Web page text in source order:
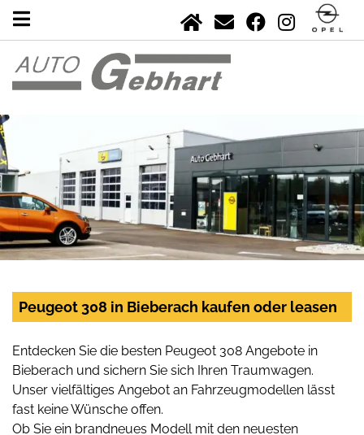
Peugeot 308 in Bieberach kaufen oder leasen
Entdecken Sie die besten Peugeot 308 Angebote in
Bieberach und sichern Sie sich Ihren Traumwagen.
Unser vielfältiges Angebot an Fahrzeugmodellen lässt
fast keine Wünsche offen.
Ob Sie ein brandneues Modell mit den neuesten